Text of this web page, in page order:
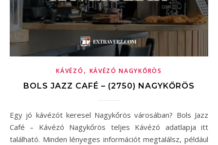
KÁVÉZÓ , KÁVÉZÓ NAGYKŐRÖS
BOLS JAZZ CAFÉ – (2750) NAGYKŐRÖS
Egy jó kávézót keresel Nagykőrös városában? Bols Jazz
Café – Kávézó Nagykőrös teljes Kávézó adatlapja itt
található. Minden lényeges információt megtalálsz, például